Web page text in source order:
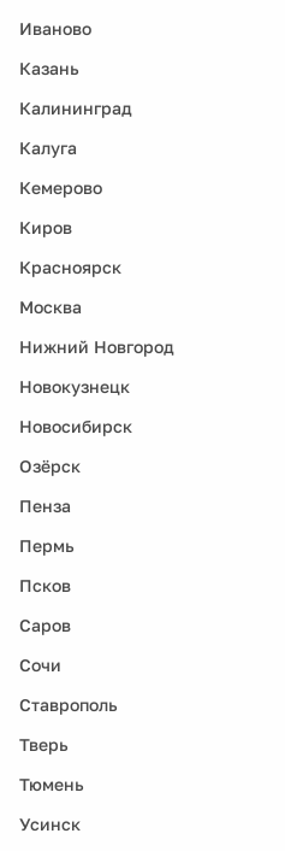
Иваново
Казань
Калининград
Калуга
Кемерово
Киров
Красноярск
Москва
Нижний Новгород
Новокузнецк
Новосибирск
Озёрск
Пенза
Пермь
Псков
Саров
Сочи
Ставрополь
Тверь
Тюмень
Усинск